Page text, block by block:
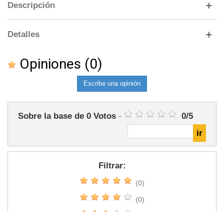
Descripción
Detalles
Opiniones (0)
Escribe una opinión
Sobre la base de 0 Votos - 0/5
Filtrar:
(0)
(0)